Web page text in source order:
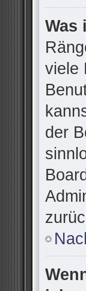
Was
viele
der